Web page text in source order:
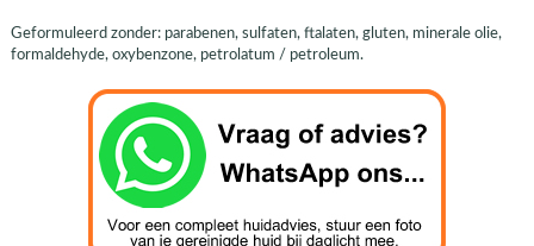
Geformuleerd zonder: parabenen, sulfaten, ftalaten, gluten, minerale olie,
formaldehyde, oxybenzone, petrolatum / petroleum.